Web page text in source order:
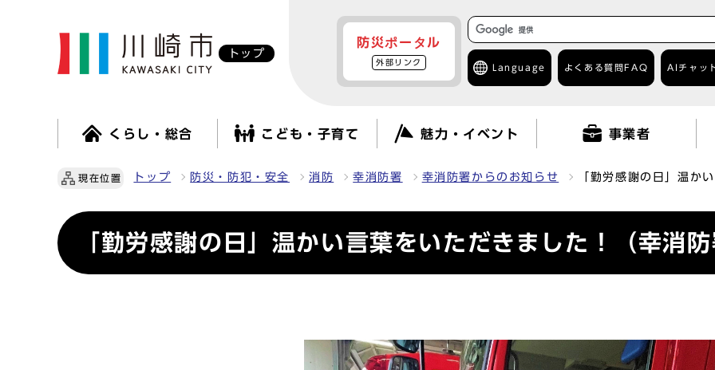
トップ
防災ポータル
外部リンク
Language よくある質問 FAQ AIチャッ
くらし・総合 こども・子育て 魅力・イベント 事業者
現在位置 トップ 防災・防犯・安全 消防 幸消防署 幸消防署からのお知らせ 「勤労感謝の日」温か
「勤労感謝の日」温かい言葉をいただきました！（幸消